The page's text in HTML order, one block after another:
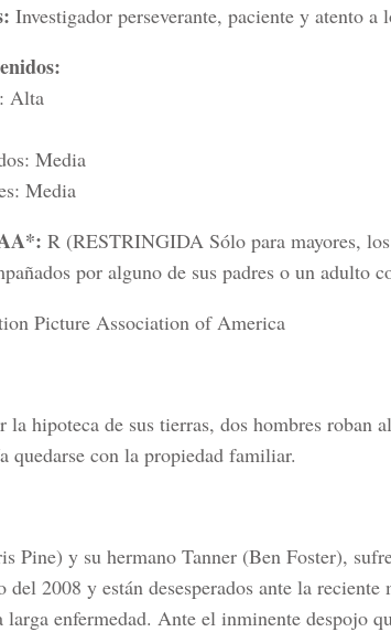
Investigador perseverante, paciente y atento a
Alta
Media
Media
R (RESTRINGIDA Sólo para mayores,
por alguno de sus padres o un adulto
Picture Association of America
la hipoteca de sus tierras, dos hombres roban
quedarse con la propiedad familiar.
Pine) y su hermano Tanner (Ben Foster),
del 2008 y están desesperados ante la reciente
larga enfermedad. Ante el inminente despojo